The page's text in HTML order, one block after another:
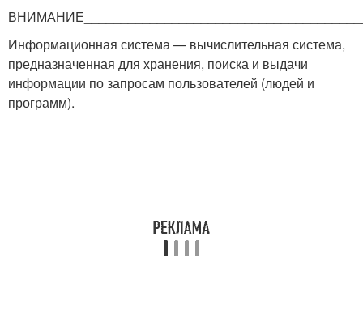
Информационная система — вычислительная система,
предназначенная для хранения, поиска и выдачи
информации по запросам пользователей (людей и
программ).